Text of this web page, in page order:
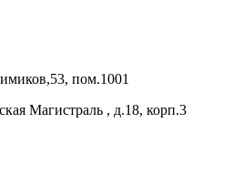
пом.1001
Магистраль , д.18, корп.3